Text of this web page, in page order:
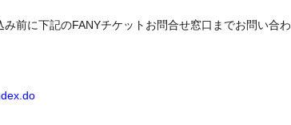
前に下記のFANYチケットお問合せ窓口までお問い合わ